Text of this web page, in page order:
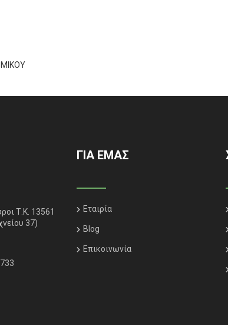
Τ.Κ. 13561
37)
ΓΙΑ ΕΜΑΣ
Εταιρία
Blog
Επικοινωνία